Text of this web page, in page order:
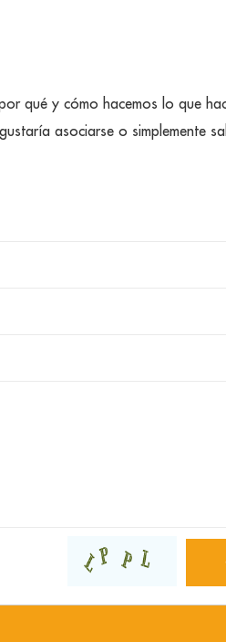
qué y cómo hacemos lo que
asociarse o simplemente